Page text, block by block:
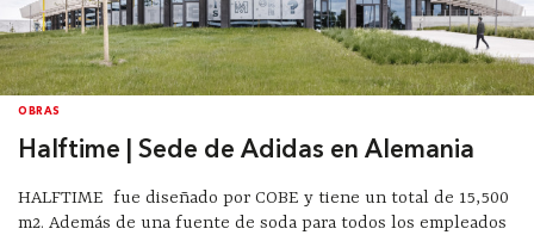
OBRAS
Halftime | Sede de Adidas en Alemania
HALFTIME fue diseñado por COBE y tiene un total de 15,500
m2. Además de una fuente de soda para todos los empleados